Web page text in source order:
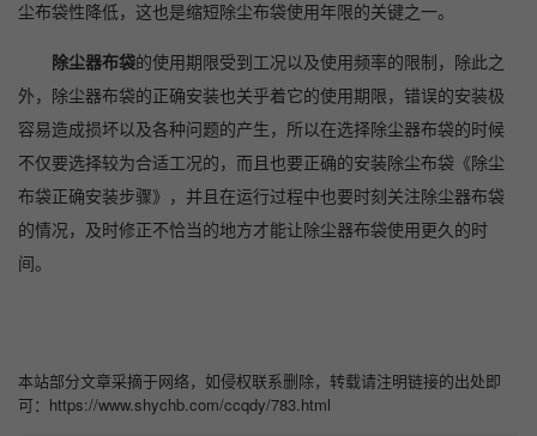
尘布袋性降低，这也是缩短除尘布袋使用年限的关键之一。
除尘器布袋的使用期限受到工况以及使用频率的限制，除此之
外，除尘器布袋的正确安装也关乎着它的使用期限，错误的安装极
容易造成损坏以及各种问题的产生，所以在选择除尘器布袋的时候
不仅要选择较为合适工况的，而且也要正确的安装除尘布袋《除尘
布袋正确安装步骤》，并且在运行过程中也要时刻关注除尘器布袋
的情况，及时修正不恰当的地方才能让除尘器布袋使用更久的时
间。
本站部分文章采摘于网络，如侵权联系删除，转载请注明链接的出处即
可：https://www.shychb.com/ccqdy/783.html